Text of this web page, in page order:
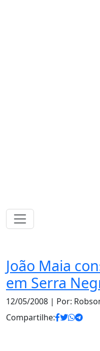
João Maia
em Serra
12/05/2008 | Por:
Compartilhe: